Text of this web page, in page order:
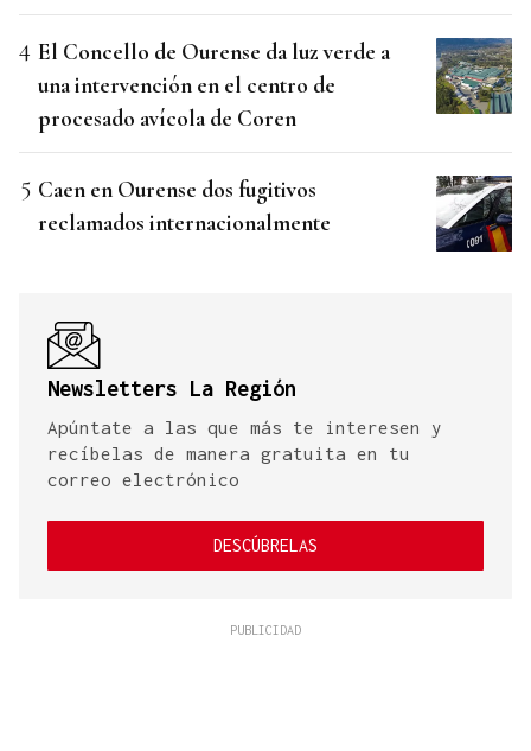
El Concello de Ourense da luz verde a
una intervención en el centro de
procesado avícola de Coren
Caen en Ourense dos fugitivos
reclamados internacionalmente
Newsletters La Región
Apúntate a las que más te interesen y
recíbelas de manera gratuita en tu
correo electrónico
DESCÚBRELAS